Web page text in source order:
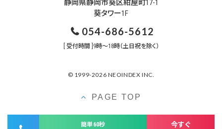
簡単60秒 今すぐ
静岡県静岡市葵区紺屋町17-1
葵タワー1F
054-686-5612
[ 受付時間 ]9時～18時（土日祝を除く）
© 1999-2026 NEOINDEX INC.
PAGE TOP